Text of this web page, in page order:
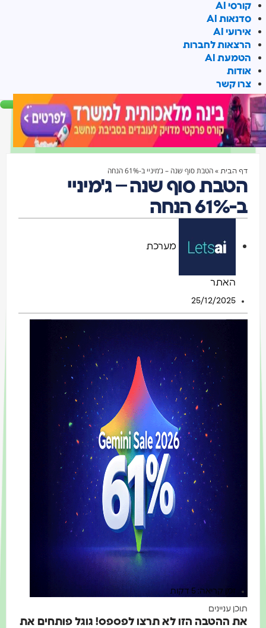
קורסי AI
סדנאות AI
אירועי AI
הרצאות לחברות
הטמעת AI
אודות
צרו קשר
דף הבית»הטבת סוף שנה – ג’מיניי ב-61% הנחה
הטבת סוף שנה – ג'מיניי
ב-61% הנחה
מערכת
האתר
25/12/2025
זמן קריאה: 5 דקות
תוכן עניינים
את ההטבה הזו לא תרצו לפספס! גוגל פותחים את